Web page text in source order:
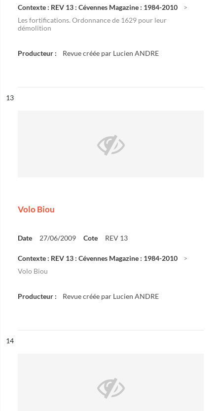
Contexte : REV 13 : Cévennes Magazine : 1984-2010
Les fortifications. Ordonnance de 1629 pour leur
démolition
Producteur : Revue créée par Lucien ANDRE
n°
13
Volo Biou
Date 27/06/2009 Cote REV 13
Contexte : REV 13 : Cévennes Magazine : 1984-2010
Volo Biou
Producteur : Revue créée par Lucien ANDRE
n°
14